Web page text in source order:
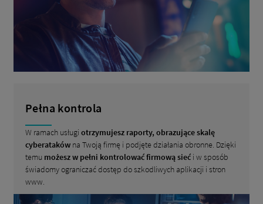
Pełna kontrola
W ramach usługi otrzymujesz raporty, obrazujące skalę
cyberataków na Twoją firmę i podjęte działania obronne. Dzięki
temu możesz w pełni kontrolować firmową sieć i w sposób
świadomy ograniczać dostęp do szkodliwych aplikacji i stron
www.